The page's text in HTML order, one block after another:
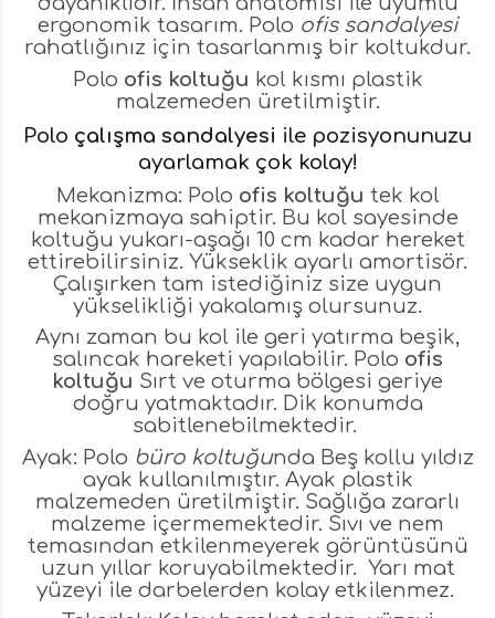
ergonomik tasarım. Polo ofis sandalyesi
rahatlığınız için tasarlanmış bir koltukdur.
Polo ofis koltuğu kol kısmı plastik
malzemeden üretilmiştir.
Polo çalışma sandalyesi ile pozisyonunuzu
ayarlamak çok kolay!
Mekanizma: Polo ofis koltuğu tek kol
mekanizmaya sahiptir. Bu kol sayesinde
koltuğu yukarı-aşağı 10 cm kadar hereket
ettirebilirsiniz. Yükseklik ayarlı amortisör.
Çalışırken tam istediğiniz size uygun
yükselikliği yakalamış olursunuz.
Aynı zaman bu kol ile geri yatırma beşik,
salıncak hareketi yapılabilir. Polo ofis
koltuğu Sırt ve oturma bölgesi geriye
doğru yatmaktadır. Dik konumda
sabitlenebilmektedir.
Ayak: Polo büro koltuğunda Beş kollu yıldız
ayak kullanılmıştır. Ayak plastik
malzemeden üretilmiştir. Sağlığa zararlı
malzeme içermemektedir. Sıvı ve nem
temasından etkilenmeyerek görüntüsünü
uzun yıllar koruyabilmektedir. Yarı mat
yüzeyi ile darbelerden kolay etkilenmez.